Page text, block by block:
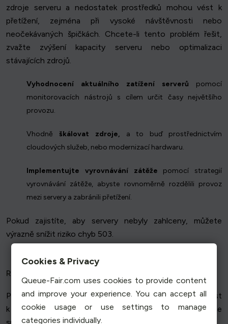
zdroje serveru a nedostatek prostředků mohou vést k
přetížení, zejména při vysoké návštěvnosti nebo
neočekávaných špičkách. Chcete-li tento problém řešit,
zvažte zvýšení kapacity serveru nebo optimalizaci
stávajících zdrojů.
Vyhodnocení aktuálního zatížení serverů pomocí
monitorovacích nástrojů s cílem určit časy největšího
provozu.
Vhodně škálovat zdroje, a to buď prostřednictvím
cloudových služeb, nebo modernizací hardwaru.
Implementujte vyrovnávání zátěže pomocí strategií
vyrovnávání zátěže, abyste rovnoměrně rozdělili provoz
mezi servery a zabránili přetížení.
Pokud zajistíte, aby servery nebyly zahlceny, můžete
výrazně snížit riziko chyb 503.
Režim údržby
Plánovaná údržba je nutná, ale při špatné správě může vést
k chybám HTTP 503. Klíčem k minimalizaci dopadu je
Cookies & Privacy
Queue-Fair.com uses cookies to provide content
and improve your experience. You can accept all
cookie usage or use settings to manage
categories individually.